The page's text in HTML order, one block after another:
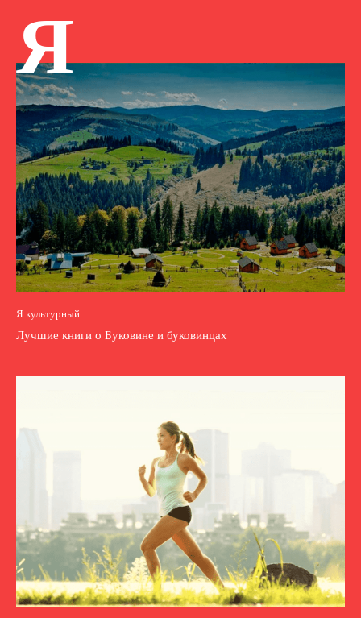
Я
Я культурный
Лучшие книги о Буковине и буковинцах